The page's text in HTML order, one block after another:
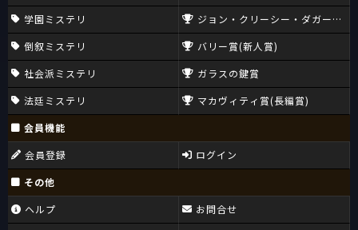
学園ミステリ
倒叙ミステリ
社会派ミステリ
法廷ミステリ
ジョン・クリーシー・ダガー賞
バリー賞(新人賞)
ガラスの鍵賞
マカヴィティ賞(長編賞)
会員機能
会員登録
ログイン
その他
ヘルプ
お問合せ